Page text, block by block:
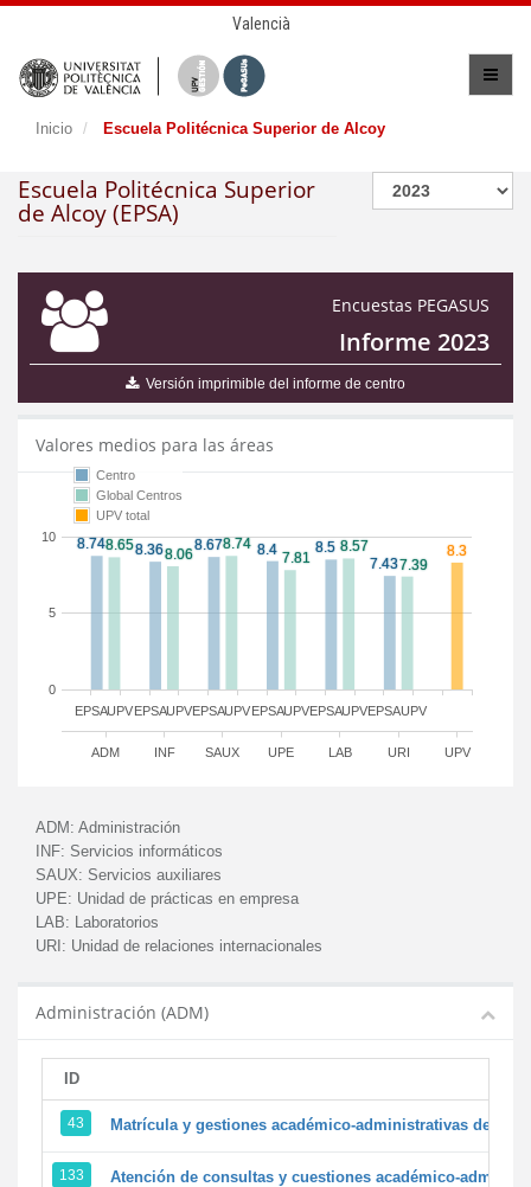
Valencià
Inicio Escuela Politécnica Superior de Alcoy
Escuela Politécnica Superior
de Alcoy (EPSA)
Encuestas PEGASUS
Informe 2023
Versión imprimible del informe de centro
Valores medios para las áreas
EPSA EPSA EPSA EPSA EPSA EPSA
UPV UPV UPV UPV UPV UPV
ADM INF SAUX UPE LAB URI UPV
0
5
10
Centro
Global Centros
UPV total
ADM: Administración
INF: Servicios informáticos
SAUX: Servicios auxiliares
UPE: Unidad de prácticas en empresa
LAB: Laboratorios
URI: Unidad de relaciones internacionales
Administración (ADM)
ID
43 Matrícula y gestiones académico-administrativas de la
133 Atención de consultas y cuestiones académico-